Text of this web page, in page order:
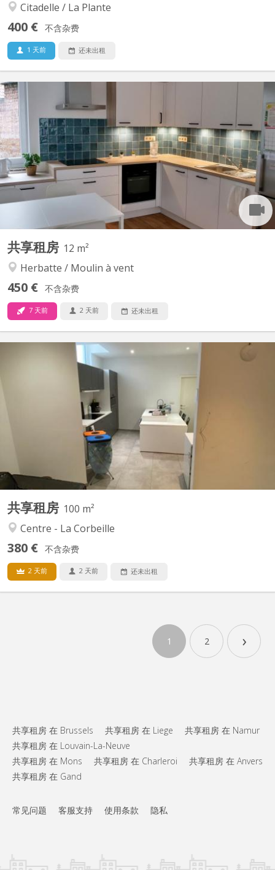
Citadelle / La Plante
400 € 不含杂费
1 天前 还未出租
共享租房 12 m²
Herbatte / Moulin à vent
450 € 不含杂费
7 天前 2 天前 还未出租
KN 4748
Cette colocation dans une maison entièrement meublée de
120m² rénovée en 2021 et 2022 ravira les étudiants et
travailleurs qui cherchent un endroit spacieux et convivial pour
vivre. Une des chambres de 12m² de la colocation se libère dans
la colocation. Lumineuse et mansardée, elle est située au...
共享租房 100 m²
Centre - La Corbeille
380 € 不含杂费
2 天前 2 天前 还未出租
KN 4612
RUE DES BRASSEURS 7, 5000 NAMUR: Immeuble composé de 3
appartements “colocation” et 1 studio-duplex.. Chaque logement
est spacieux, lumineux et entièrement rénové. La plupart ont une
vue Meuse- citadelle. Bâtiment situé en plein cœur de ville, dans
le quartier très prisé des brasseurs. A 2 pas du...
1 2 ›
共享租房 在 Brussels 共享租房 在 Liege
共享租房 在 Namur
共享租房 在 Louvain-La-Neuve
共享租房 在 Mons
共享租房 在 Charleroi
共享租房 在 Anvers
共享租房 在 Gand
常见问题 客服支持 使用条款 隐私